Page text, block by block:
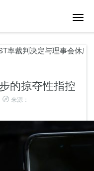
切
航
裁判决定与理事会休息，
的掠夺性指控
来源：